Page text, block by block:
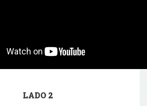
LADO 2